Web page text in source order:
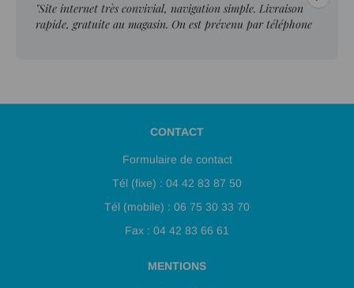
"Site internet très convivial, navigation simple. Livraison
rapide, gratuite au magasin. On est prévenu par téléphone
CONTACT
Formulaire de contact
Tél (fixe) : 04 42 83 87 50
Tél (mobile) : 06 75 30 33 70
Fax : 04 42 83 66 61
MENTIONS